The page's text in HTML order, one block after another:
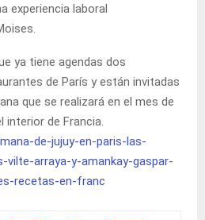
experiencia laboral
ya tiene agendas dos
de París y están invitadas
que se realizará en el mes de
interior de Francia.